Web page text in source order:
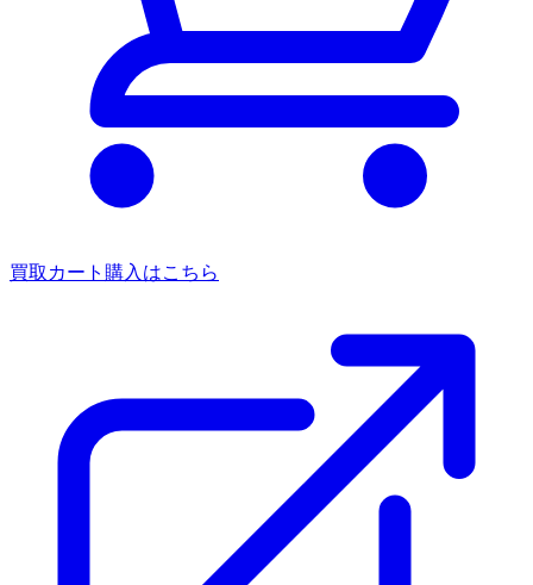
買取カート 購入はこちら